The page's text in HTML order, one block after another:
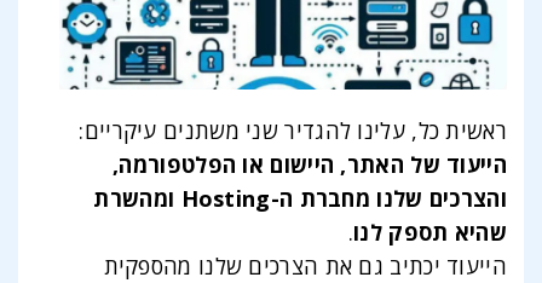
ראשית כל, עלינו להגדיר שני משתנים עיקריים:
הייעוד של האתר, היישום או הפלטפורמה,
והצרכים שלנו מחברת ה-Hosting ומהשרת
שהיא תספק לנו.
הייעוד יכתיב גם את הצרכים שלנו מהספקית